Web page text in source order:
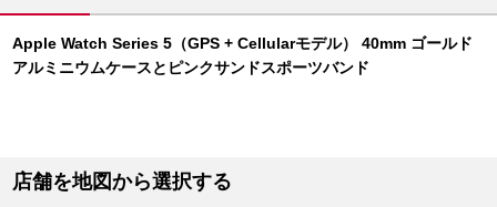
Apple Watch Series 5（GPS + Cellularモデル） 40mm ゴールド
アルミニウムケースとピンクサンドスポーツバンド
店舗を地図から選択する